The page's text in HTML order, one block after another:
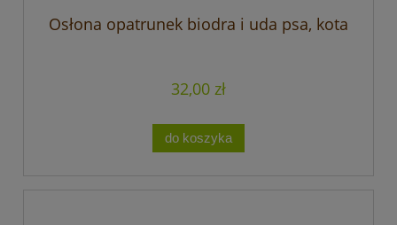
Osłona opatrunek biodra i uda psa, kota
32,00 zł
do koszyka